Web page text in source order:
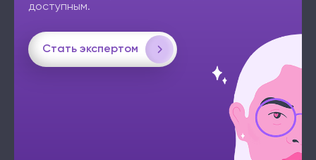
доступным.
Стать экспертом